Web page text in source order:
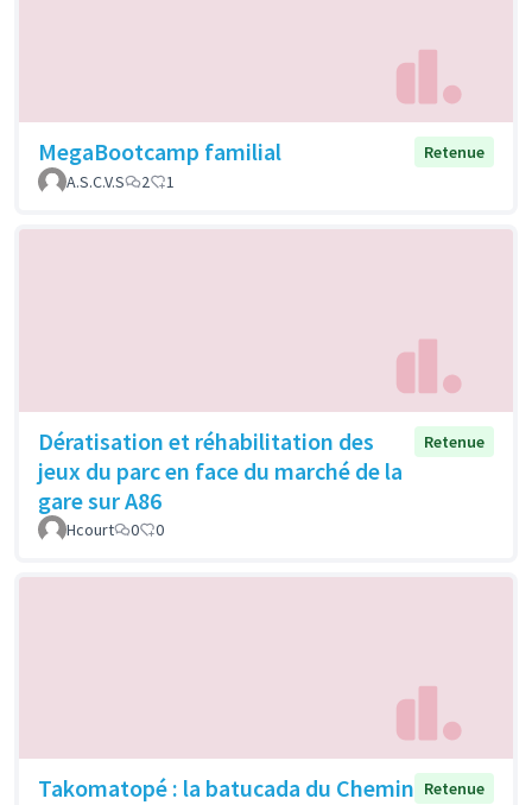
MegaBootcamp familial
Retenue
A.S.C.V.S
2 1
Dératisation et réhabilitation des
jeux du parc en face du marché de la
gare sur A86
Retenue
Hcourt 0 0
Takomatopé : la batucada du Chemin Retenue